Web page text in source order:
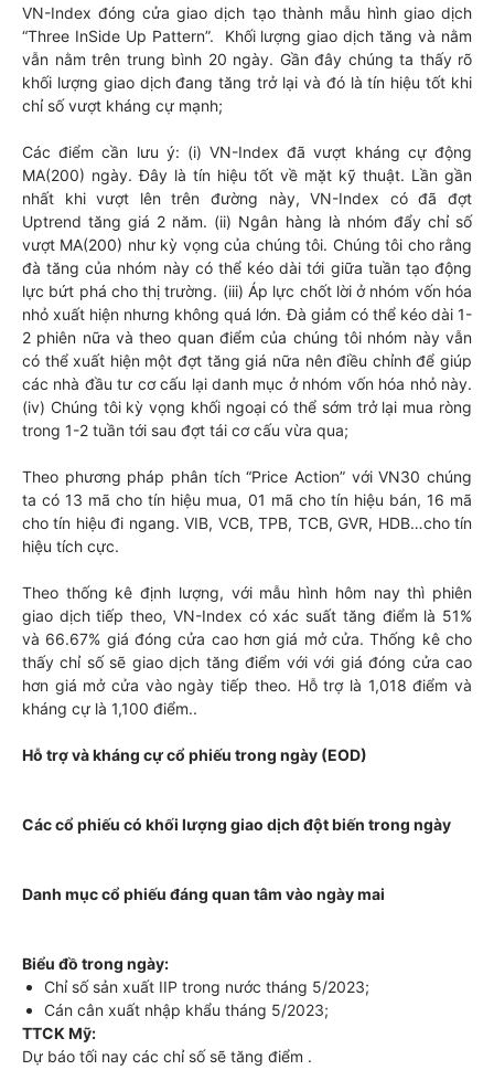
VN-Index đóng cửa giao dịch tạo thành mẫu hình giao dịch
“Three InSide Up Pattern”. Khối lượng giao dịch tăng và nằm
vẫn nằm trên trung bình 20 ngày. Gần đây chúng ta thấy rõ
khối lượng giao dịch đang tăng trở lại và đó là tín hiệu tốt khi
chỉ số vượt kháng cự mạnh;
Các điểm cần lưu ý: (i) VN-Index đã vượt kháng cự động
MA(200) ngày. Đây là tín hiệu tốt về mặt kỹ thuật. Lần gần
nhất khi vượt lên trên đường này, VN-Index có đã đợt
Uptrend tăng giá 2 năm. (ii) Ngân hàng là nhóm đẩy chỉ số
vượt MA(200) như kỳ vọng của chúng tôi. Chúng tôi cho rằng
đà tăng của nhóm này có thể kéo dài tới giữa tuần tạo động
lực bứt phá cho thị trường. (iii) Áp lực chốt lời ở nhóm vốn hóa
nhỏ xuất hiện nhưng không quá lớn. Đà giảm có thể kéo dài 1-
2 phiên nữa và theo quan điểm của chúng tôi nhóm này vẫn
có thể xuất hiện một đợt tăng giá nữa nên điều chỉnh để giúp
các nhà đầu tư cơ cấu lại danh mục ở nhóm vốn hóa nhỏ này.
(iv) Chúng tôi kỳ vọng khối ngoại có thể sớm trở lại mua ròng
trong 1-2 tuần tới sau đợt tái cơ cấu vừa qua;
Theo phương pháp phân tích “Price Action” với VN30 chúng
ta có 13 mã cho tín hiệu mua, 01 mã cho tín hiệu bán, 16 mã
cho tín hiệu đi ngang. VIB, VCB, TPB, TCB, GVR, HDB…cho tín
hiệu tích cực.
Theo thống kê định lượng, với mẫu hình hôm nay thì phiên
giao dịch tiếp theo, VN-Index có xác suất tăng điểm là 51%
và 66.67% giá đóng cửa cao hơn giá mở cửa. Thống kê cho
thấy chỉ số sẽ giao dịch tăng điểm với với giá đóng cửa cao
hơn giá mở cửa vào ngày tiếp theo. Hỗ trợ là 1,018 điểm và
kháng cự là 1,100 điểm..
Hỗ trợ và kháng cự cổ phiếu trong ngày (EOD)
Các cổ phiếu có khối lượng giao dịch đột biến trong ngày
Danh mục cổ phiếu đáng quan tâm vào ngày mai
Biểu đồ trong ngày:
Chỉ số sản xuất IIP trong nước tháng 5/2023;
Cán cân xuất nhập khẩu tháng 5/2023;
TTCK Mỹ:
Dự báo tối nay các chỉ số sẽ tăng điểm .